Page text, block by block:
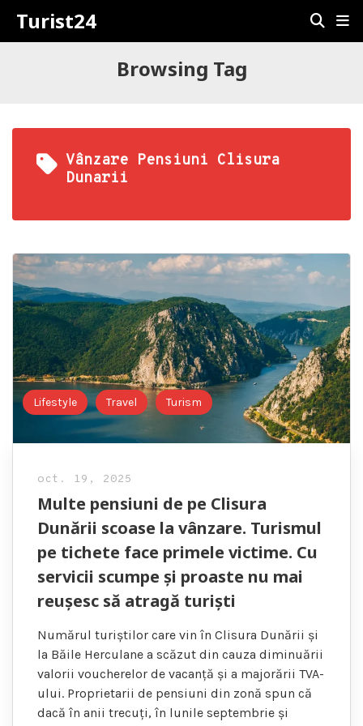
Turist24
Browsing Tag
Vânzare Pensiuni Clisura
Dunarii
Lifestyle Travel Turism
oct. 19, 2025
Multe pensiuni de pe Clisura
Dunării scoase la vânzare. Turismul
pe tichete face primele victime. Cu
servicii scumpe și proaste nu mai
reușesc să atragă turiști
Numărul turiștilor care vin în Clisura Dunării și
la Băile Herculane a scăzut din cauza diminuării
valorii voucherelor de vacanță și a majorării TVA-
ului. Proprietarii de pensiuni din zonă spun că
dacă în anii trecuți, în lunile septembrie și